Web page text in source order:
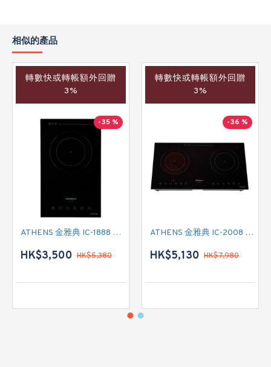
相似的產品
轉數快或轉帳額外回贈
3%
-35 %
ATHENS 金雅典 IC-1888 單頭電磁爐
HK$3,500 HK$5,380
轉數快或轉帳額外回贈
3%
-36 %
ATHENS 金雅典 IC-2008 雙頭電磁/電陶二合一
HK$5,130 HK$7,980